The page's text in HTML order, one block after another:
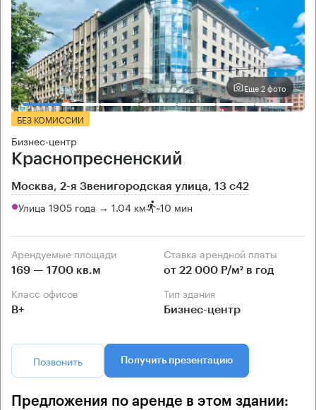
Еще 2 фото
БЕЗ КОМИССИИ
Бизнес-центр
Краснопресненский
Москва, 2-я Звенигородская улица, 13 с42
Улица 1905 года → 1.04 км ~10 мин
Арендуемые площади
169 — 1700 кв.м
Ставка арендной платы
от 22 000 Р/м² в год
Класс офисов
B+
Тип здания
Бизнес-центр
Позвонить Получить презентацию
Предложения по аренде в этом здании: